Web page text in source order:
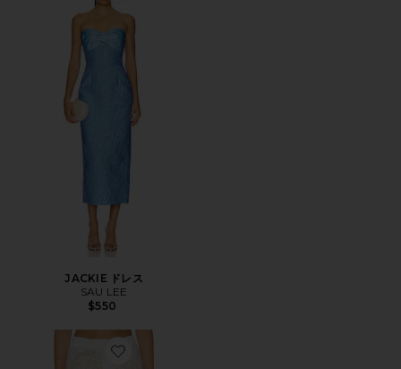
JACKIE ドレス
SAU LEE
$550
Favorite SAPHINA パンツ